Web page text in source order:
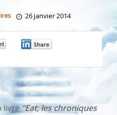
26 janvier 2014
livre“Eat, les chroniques